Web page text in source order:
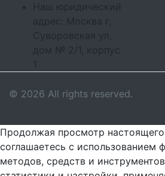
Наш юридический
адрес: Москва г,
Суворовская ул,
дом № 2/1, корпус
© 2026 All rights reserved.
Продолжая просмотр
соглашаетесь с использованием
методов, средств и